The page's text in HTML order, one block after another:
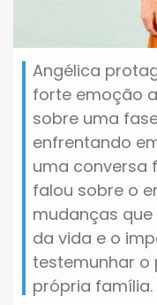
Angélica
forte emoção
sobre uma
enfrentando
uma conversa
falou sobre o
mudanças
da vida e o
testemunhar o
própria família.